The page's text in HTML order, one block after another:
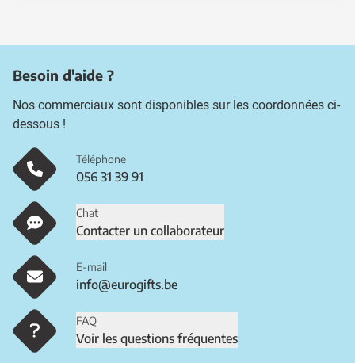
Besoin d'aide ?
Nos commerciaux sont disponibles sur les coordonnées ci-
dessous !
Téléphone
056 31 39 91
Chat
Contacter un collaborateur
E-mail
info@eurogifts.be
FAQ
Voir les questions fréquentes